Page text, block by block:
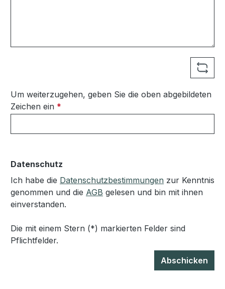
Um weiterzugehen, geben Sie die oben abgebildeten
Zeichen ein *
Datenschutz
Ich habe die Datenschutzbestimmungen zur Kenntnis
genommen und die AGB gelesen und bin mit ihnen
einverstanden.
Die mit einem Stern (*) markierten Felder sind
Pflichtfelder.
Abschicken